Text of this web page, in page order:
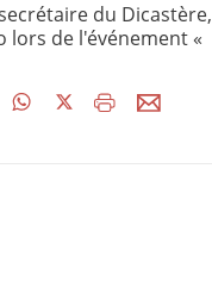
du Dicastère,
lors de l'événement «